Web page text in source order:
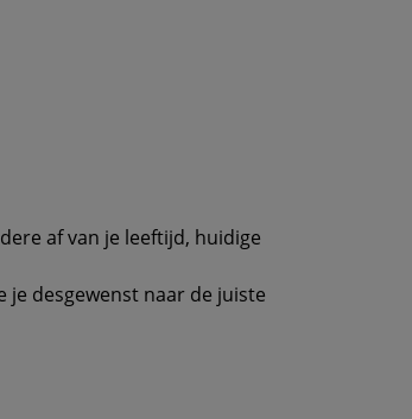
af van je leeftijd, huidige
je desgewenst naar de juiste